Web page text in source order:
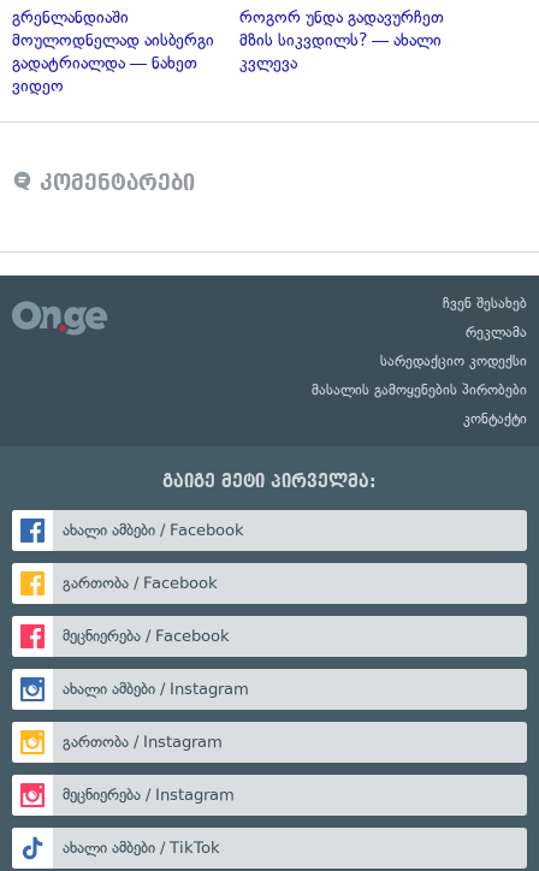
გრენლანდიაში
მოულოდნელად აისბერგი
გადატრიალდა — ნახეთ
ვიდეო
როგორ უნდა გადავურჩეთ
მზის სიკვდილს? — ახალი
კვლევა
კომენტარები
ჩვენ შესახებ
რეკლამა
სარედაქციო კოდექსი
მასალის გამოყენების პირობები
კონტაქტი
გაიგე მეტი პირველმა:
ახალი ამბები / Facebook
გართობა / Facebook
მეცნიერება / Facebook
ახალი ამბები / Instagram
გართობა / Instagram
მეცნიერება / Instagram
ახალი ამბები / TikTok